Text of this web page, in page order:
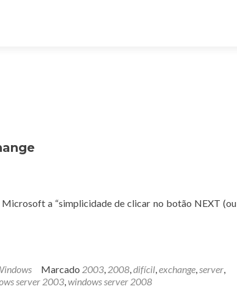
a “simplicidade de clicar no botão NEXT (ou
Marcado 2003, 2008,difícil,exchange,server,
server 2003,windows server 2008